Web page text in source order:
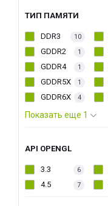
ТИП ПАМЯТИ
DDR3 10
GDDR2 1
GDDR4 1
GDDR5X 1
GDDR6X 4
Показать еще 1
API OPENGL
3.3 6
4.5 7